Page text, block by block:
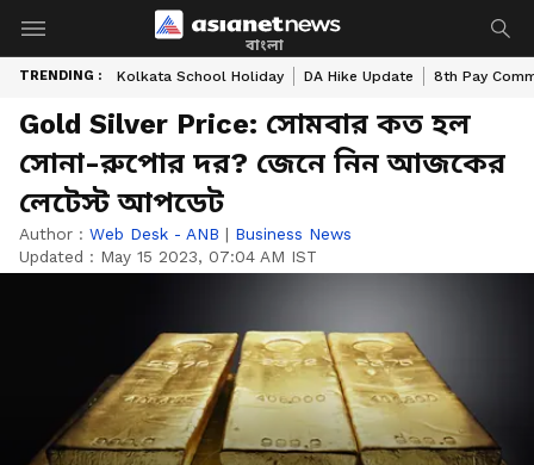
বাংলা
TRENDING : Kolkata School Holiday DA Hike Update 8th Pay
Gold Silver Price: সোমবার কত হল
সোনা-রুপোর দর? জেনে নিন আজকের
লেটেস্ট আপডেট
Author : Web Desk - ANB | Business News
Updated : May 15 2023, 07:04 AM IST